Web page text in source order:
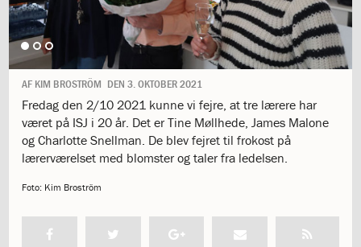
days
giving
1.12:
Let
it
Grow
1.13:
Move
it!
1.14:
Ucycle
Recycle
AF KIM BROSTRÖM DEN 3. OKTOBER 2021
Fredag den 2/10 2021 kunne vi fejre, at tre lærere har
været på ISJ i 20 år. Det er Tine Møllhede, James Malone
og Charlotte Snellman. De blev fejret til frokost på
lærerværelset med blomster og taler fra ledelsen.
Foto: Kim Broström